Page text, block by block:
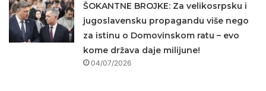
ŠOKANTNE BROJKE: Za velikosrpsku i
jugoslavensku propagandu više nego
za istinu o Domovinskom ratu – evo
kome država daje milijune!
04/07/2026